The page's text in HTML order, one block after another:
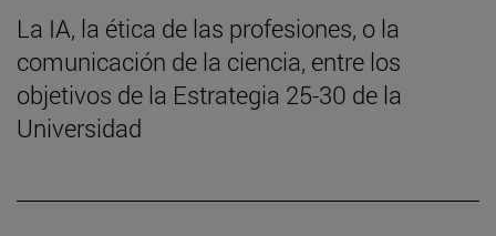
La IA, la ética de las profesiones, o la
comunicación de la ciencia, entre los
objetivos de la Estrategia 25-30 de la
Universidad